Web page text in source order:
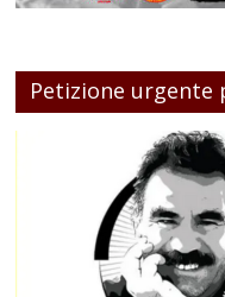
Petizione urgente